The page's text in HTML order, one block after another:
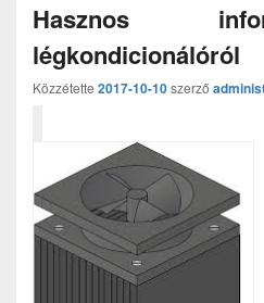
Hasznos
légkondicionálóról
Közzétette 2017-10-10szerző